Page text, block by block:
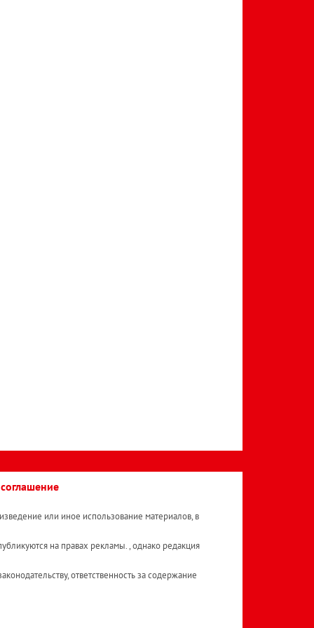
или иное использование материалов, в
на правах рекламы. , однако редакция
ответственность за содержание